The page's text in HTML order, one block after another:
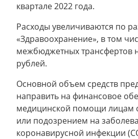
квартале 2022 года.
Расходы увеличиваются по
«Здравоохранение», в том
межбюджетных трансфертов
рублей.
Основной объем средств
направить на финансовое
медицинской помощи лицам
или подозрением на
коронавирусной инфекции